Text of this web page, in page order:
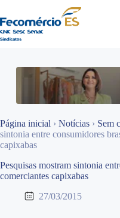
para
o
conteúdo
Página inicial › Notícias › Sem
sintonia entre consumidores
capixabas
Pesquisas mostram sintonia
comerciantes capixabas
27/03/2015